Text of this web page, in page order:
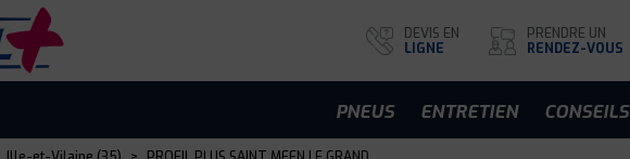
DEVIS EN
LIGNE
PRENDRE UN
RENDEZ-VOUS
PNEUS ENTRETIEN CONSEILS